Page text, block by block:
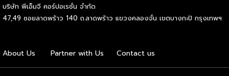
นี้ได้รับการยกย่องให้เป็นแหล่งพักเงินที่ปลอดภัย หรือ Safe
Haven เนื่องจากมีมูลค่าคงที่อยู่ในตัวเอง จึงช่วยปกป้องความ
อย่างมีประสิทธิภาพ ถือเป็นกลยุทธ์สำคัญที่ช่วยให้เรากระจาย
บริษัท พีเอ็มจี คอร์ปอเรชั่น จำกัด
47,49 ซอยลาดพร้าว 140 ถ.ลาดพร้าว แขวงคลองจั่น เขตบางกะปิ กรุงเทพฯ
About Us Partner with Us Contact us